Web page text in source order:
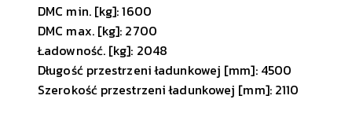
DMC min. [kg]: 1600
DMC max. [kg]: 2700
Ładowność. [kg]: 2048
Długość przestrzeni ładunkowej [mm]: 4500
Szerokość przestrzeni ładunkowej [mm]: 2110